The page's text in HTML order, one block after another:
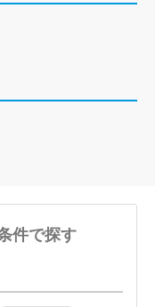
件で探す